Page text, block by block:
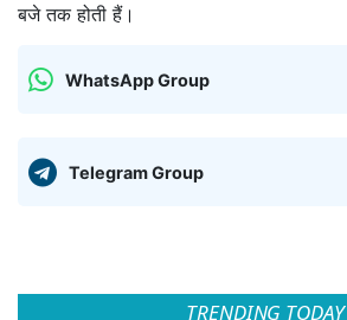
बजे तक होती हैं।
WhatsApp Group
Telegram Group
TRENDING TODAY